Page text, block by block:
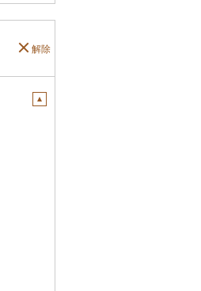
解除